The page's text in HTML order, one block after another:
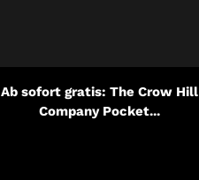
Ab sofort gratis: The Crow Hill
Company Pocket...